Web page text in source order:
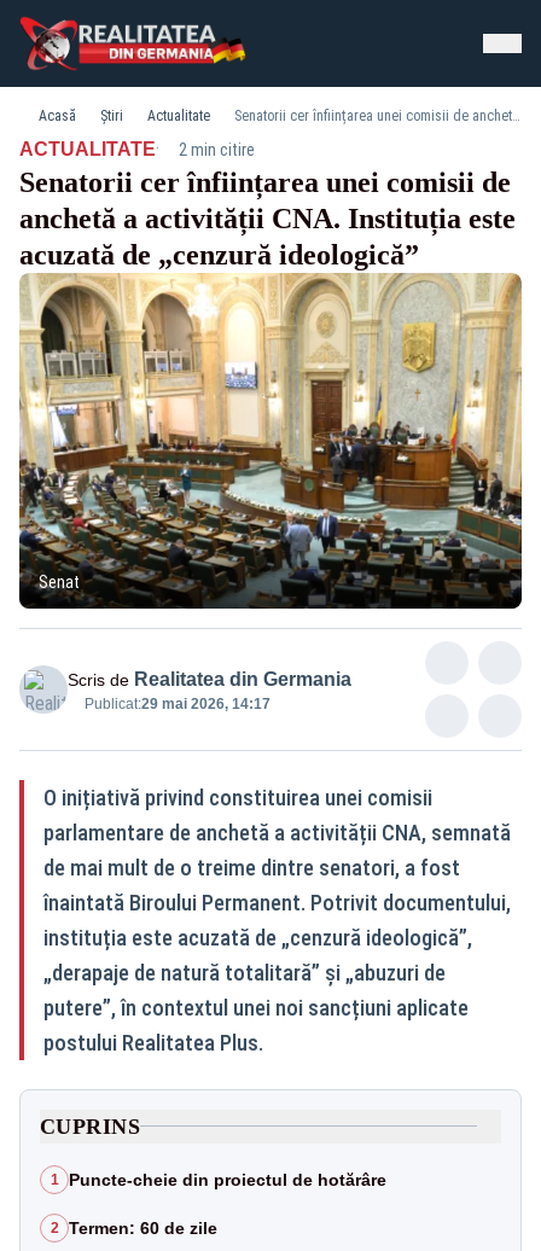
Acasă Știri Actualitate Senatorii cer înființarea unei comisii de anchetă a activității CNA. Instituția este acuzată de „cenzură ideologică”
ACTUALITATE· 2 min citire
Senatorii cer înființarea unei comisii de
anchetă a activității CNA. Instituția este
acuzată de „cenzură ideologică”
Senat
Scris de Realitatea din Germania
Publicat:29 mai 2026, 14:17
O inițiativă privind constituirea unei comisii
parlamentare de anchetă a activității CNA, semnată
de mai mult de o treime dintre senatori, a fost
înaintată Biroului Permanent. Potrivit documentului,
instituția este acuzată de „cenzură ideologică”,
„derapaje de natură totalitară” și „abuzuri de
putere”, în contextul unei noi sancțiuni aplicate
postului Realitatea Plus.
CUPRINS
1 Puncte-cheie din proiectul de hotărâre
2 Termen: 60 de zile